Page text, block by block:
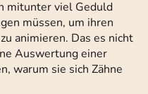
mitunter viel Geduld
müssen, um ihren
animieren. Das es nicht
Auswertung einer
warum sie sich Zähne